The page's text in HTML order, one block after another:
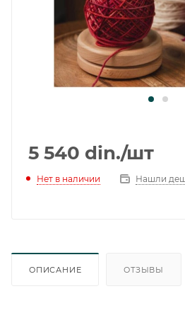
5 540 din./шт
Нет в наличии Нашли
ОПИСАНИЕ ОТЗЫВЫ